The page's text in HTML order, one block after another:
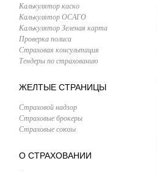
Калькулятор каско
Калькулятор ОСАГО
Калькулятор Зеленая карта
Проверка полиса
Страховая консультация
Тендеры по страхованию
ЖЕЛТЫЕ СТРАНИЦЫ
Страховой надзор
Страховые брокеры
Страховые союзы
О СТРАХОВАНИИ